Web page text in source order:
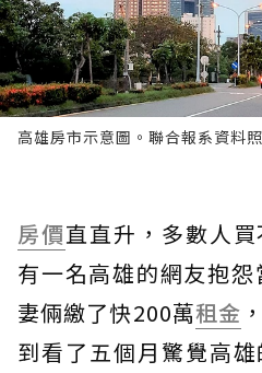
高雄房市示意圖。聯合報系資料
房價直直升，多數人
有一名高雄的網友抱
妻倆繳了快200萬租金
到看了五個月驚覺高